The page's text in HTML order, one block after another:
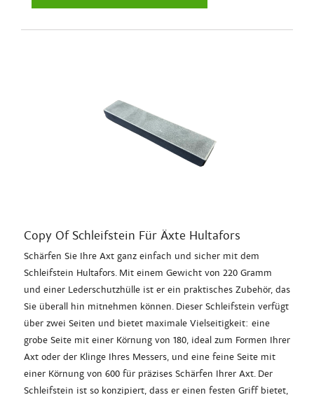
Copy Of Schleifstein Für Äxte Hultafors
Schärfen Sie Ihre Axt ganz einfach und sicher mit dem
Schleifstein Hultafors. Mit einem Gewicht von 220 Gramm
und einer Lederschutzhülle ist er ein praktisches Zubehör, das
Sie überall hin mitnehmen können. Dieser Schleifstein verfügt
über zwei Seiten und bietet maximale Vielseitigkeit: eine
grobe Seite mit einer Körnung von 180, ideal zum Formen Ihrer
Axt oder der Klinge Ihres Messers, und eine feine Seite mit
einer Körnung von 600 für präzises Schärfen Ihrer Axt. Der
Schleifstein ist so konzipiert, dass er einen festen Griff bietet,